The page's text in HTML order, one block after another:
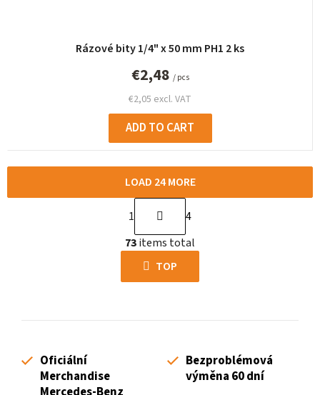
Rázové bity 1/4" x 50 mm PH1 2 ks
€2,05 excl. VAT
€2,48 / pcs
ADD TO CART
L
i
s
t
n
LOAD 24 MORE
a
g
i
n
i
1
4
73items total
TOP
Oficiální
Merchandise
Bezproblémová
výměna 60 dní